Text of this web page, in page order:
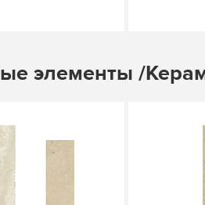
элементы /